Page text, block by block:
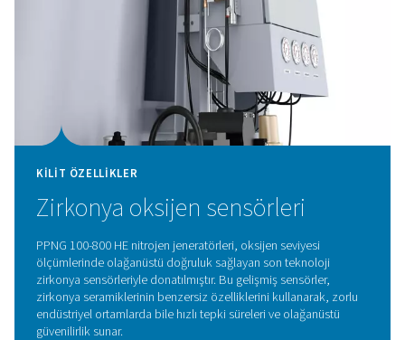
Yenilikçi PSA döngüsü ve
verimli CMS
PPNG HE'nin yenilikçi PSA döngüsü, yüksek kaliteli
Moleküler elekler (CMS) ile birleştiğinde, sınıfının en
sunarak, emisyonları düşük tutarken enerji maliyetlerini
ölçüde azaltır.
Bu gelişmiş sistem, her enerji biriminin etkin bir şekilde
kullanılmasını sağlayarak performansı optimize etmek
tasarlanmıştır. Ek olarak, Ekonomizör işlevi, bekleme